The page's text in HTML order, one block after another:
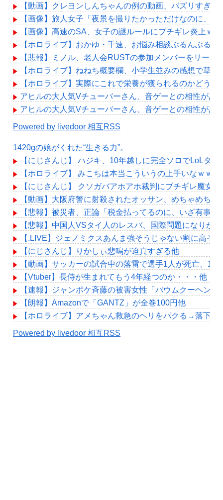
【動画】クレヨンしんちゃんの例の動画、バズリすぎ
【画像】旅人女子「夜景を撮りたかっただけなのに、
【画像】高速のSA、女子の謎ルールにブチギレ炎上ｗ
【ホロライブ】おかゆ・千速、お悩み相談ぶるんぶる
【悲報】ミノル、老人会RUSTの参加メンバーをリー
【ホロライブ】ねねち概要欄、小学生並みの感想で草
【ホロライブ】実際にこれで栄養が獲られるのかどうか
アヒルの大人気Vチューバーさん、音ゲーとの相性があ
アヒルの大人気Vチューバーさん、音ゲーとの相性があ
Powered by livedoor 相互RSS
1420gの娘がくれた“生きる力”。
【にじさんじ】 ハジキ、10年越しに完全ソロでLoLダ
【ホロライブ】 みこちは本当こういうの上手いなｗｗｗ
【にじさんじ】 クソガバアホアホ裁判にブチギレ魔女
【動画】大阪府警に射殺されたオッサン、めちゃめちゃ
【悲報】被災者、正論「税金払ってるのに、いざ有事
【悲報】中国人VSタイ人のレスバ、国際問題になりか
【.LIVE】ジェノミクスあんま強そうじゃない割に高そ
【にじさんじ】りかしぃ悲鳴が迫真すぎる他
【動画】サッカーの試合中の落雷で選手1人が死亡、12
【Vtuber】長侍が生まれてもう4年経つのか・・・他
【速報】ジャンポケ斉藤の被害女性「バウムクーヘン
【朗報】Amazonで「GANTZ」が全巻100円他
【ホロライブ】アメちゃん救急のヘリをパクる→落下【
Powered by livedoor 相互RSS